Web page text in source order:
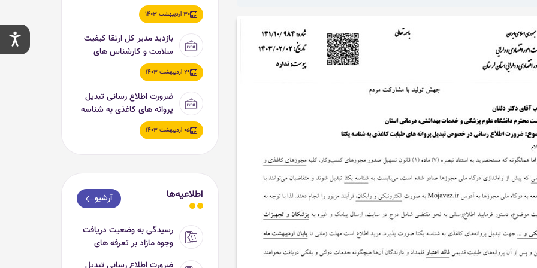
ناباروری سطح ۲ بروجرد
30 اردیبهشت 1403
بازدید مدیر کل ارتقا کیفیت
سلامت و کارشناس های
معاونت پرستاری از مرکز
آموزشی درمانی شهید رحیمی
(بیمارستان مگنت) خرم اباد
29 اردیبهشت 1403
ضرورت اطلاع رسانی تبدیل
پروانه های کاغذی به شناسه
یکتا
05 اردیبهشت 1403
اطلاعیه‌ها آرشیو
رسیدگی به وضعیت دریافت
وجوه مازاد بر تعرفه های